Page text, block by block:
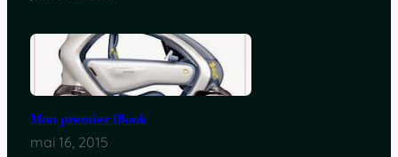
Mon premier iBook
mai 16, 2015